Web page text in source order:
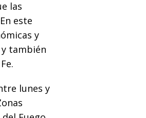
las
este
y
y también
lunes y